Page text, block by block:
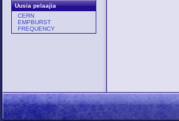
Uusia pelaajia
CERN
EMPBURST
FREQUENCY